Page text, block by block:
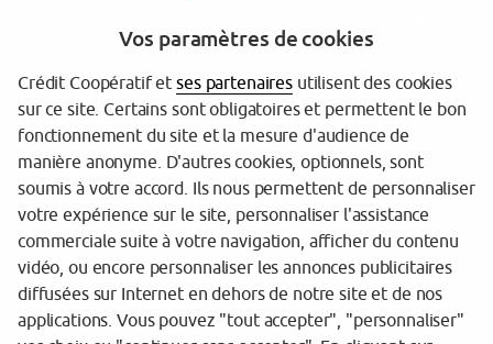
Garantie des Dépôts
Protection des données personnelles
Gestion des cookies
Sécurité
Tarifs
Vos paramètres de cookies
Crédit Coopératif etses partenairesutilisent des cookies
sur ce site. Certains sont obligatoires et permettent le bon
fonctionnement du site et la mesure d'audience de
manière anonyme. D'autres cookies, optionnels, sont
soumis à votre accord. Ils nous permettent de personnaliser
votre expérience sur le site, personnaliser l'assistance
commerciale suite à votre navigation, afficher du contenu
vidéo, ou encore personnaliser les annonces publicitaires
diffusées sur Internet en dehors de notre site et de nos
applications. Vous pouvez "tout accepter", "personnaliser"